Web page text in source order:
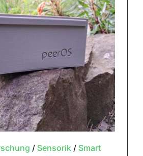
/ Sensorik/ Smart